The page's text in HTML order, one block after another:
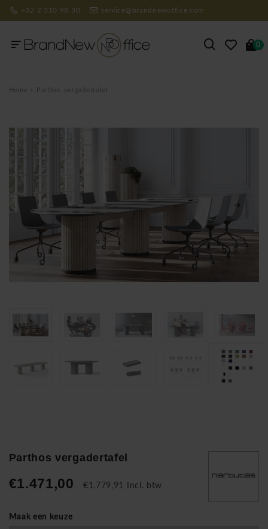
+32 2 310 98 30 service@brandnewoffice.com
0
Home Parthos vergadertafel
Parthos vergadertafel
€1.471,00 €1.779,91 Incl. btw
Maak een keuze